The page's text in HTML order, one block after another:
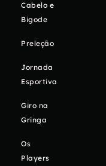
Cabelo e
Bigode
Preleção
Jornada
Esportiva
Giro na
Gringa
Os
Players